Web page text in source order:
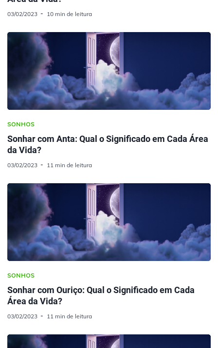
03/02/2023 10 min de leitura
SONHOS
Sonhar com Anta: Qual o Significado em Cada Área
da Vida?
03/02/2023 11 min de leitura
SONHOS
Sonhar com Ouriço: Qual o Significado em Cada
Área da Vida?
03/02/2023 11 min de leitura